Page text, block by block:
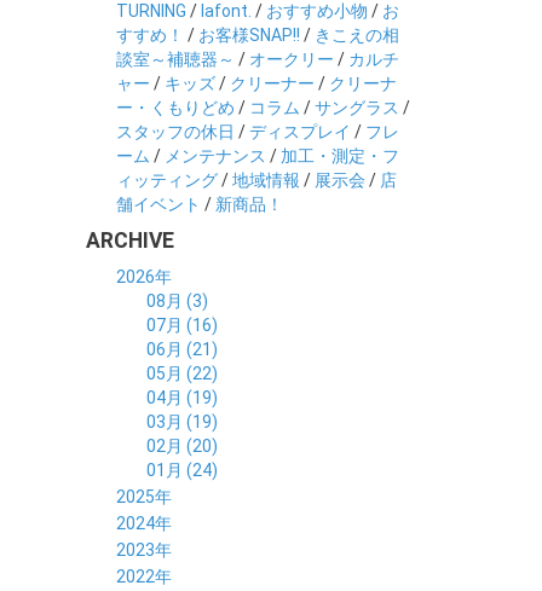
TURNING / lafont. / おすすめ小物 / お
すすめ！ / お客様SNAP!! / きこえの相
談室～補聴器～ / オークリー / カルチ
ャー / キッズ/ クリーナー / クリーナ
ー・くもりどめ / コラム /サングラス /
スタッフの休日 /ディスプレイ / フレ
ーム / メンテナンス / 加工・測定・フ
ィッティング/地域情報 / 展示会 / 店
舗イベント / 新商品！
ARCHIVE
2026年
08月 (3)
07月 (16)
06月 (21)
05月 (22)
04月 (19)
03月 (19)
02月 (20)
01月 (24)
2025年
12月 (14)
11月 (17)
10月 (21)
2024年
12月 (19)
11月 (21)
2023年
12月 (19)
2022年